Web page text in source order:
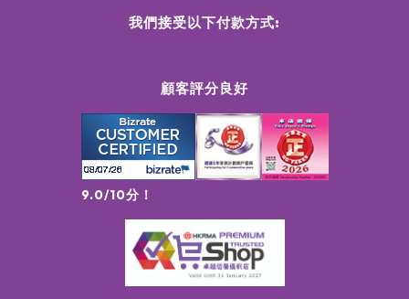
顧客評分良好
9.0/10分！
我們接受以下付款方式: